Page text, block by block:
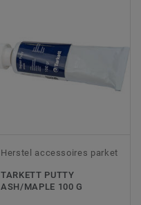
Herstel accessoires parket
TARKETT PUTTY
ASH/MAPLE 100 G